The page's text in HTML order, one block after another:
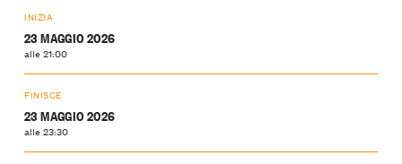
INIZIA
23 MAGGIO 2026
alle 21:00
FINISCE
23 MAGGIO 2026
alle 23:30